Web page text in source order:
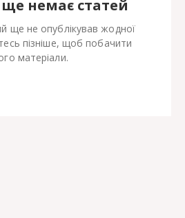
немає статей
ще не опублікував жодної
пізніше, щоб побачити
матеріали.